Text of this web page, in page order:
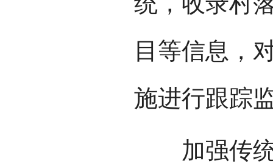
目等信息，
施进行跟踪
加强传统